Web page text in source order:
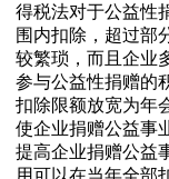
得税法对于公益性
围内扣除，超过部
较繁琐，而且企业
参与公益性捐赠的
扣除限额放宽为年
使企业捐赠公益事
提高企业捐赠公益
用可以在当年全部